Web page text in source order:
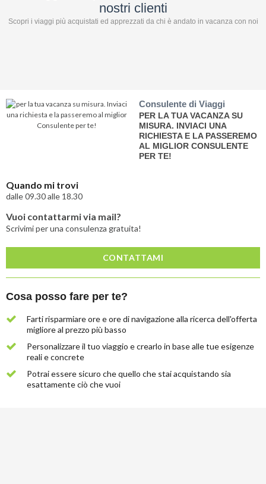
nostri clienti
Scopri i viaggi più acquistati ed apprezzati da chi è andato in vacanza con noi
Consulente di Viaggi
PER LA TUA VACANZA SU
MISURA. INVIACI UNA
RICHIESTA E LA PASSEREMO
AL MIGLIOR CONSULENTE
PER TE!
Quando mi trovi
dalle 09.30 alle 18.30
Vuoi contattarmi via mail?
Scrivimi per una consulenza gratuita!
CONTATTAMI
Cosa posso fare per te?
Farti risparmiare ore e ore di navigazione alla ricerca dell'offerta
migliore al prezzo più basso
Personalizzare il tuo viaggio e crearlo in base alle tue esigenze
reali e concrete
Potrai essere sicuro che quello che stai acquistando sia
esattamente ciò che vuoi